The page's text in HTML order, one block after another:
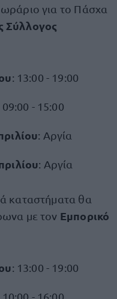
για το Πάσχα
Σύλλογος
: 13:00 - 19:00
09:00 - 15:00
: Αργία
: Αργία
καταστήματα θα
με τον Εμπορικό
: 13:00 - 19:00
10:00 - 16:00